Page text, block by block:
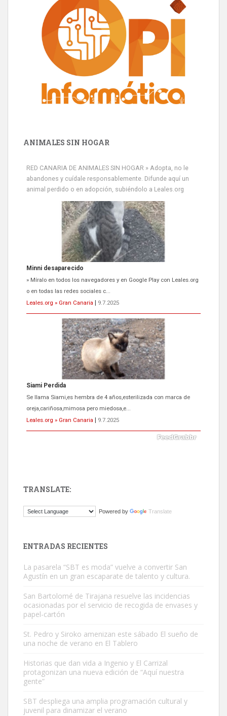
ANIMALES SIN HOGAR
RED CANARIA DE ANIMALES SIN HOGAR » Adopta, no le
abandones y cuídale responsablemente. Difunde aquí un
animal perdido o en adopción, subiéndolo a Leales.org
Siami Perdida
Se llama Siami,es hembra de 4 años,esterilizada con marca de
oreja,cariñosa,mimosa pero miedosa,e...
Leales.org » Gran Canaria
9.7.2025
ADOPCIÓN URGENTE GATA TEROR GRAN CANARIA
El ayuntamiento se va a llevar a Los Gatos callejeros de la zona los
próximos días, ella incluida...
Leales.org » Gran Canaria
9.7.2025
Este gato macho ha aparecido en la calle hace menos de un mes,
Adopción urgente
Busco adopción responsable para mi perra. Pastor alemán,
hembra, 4 años. Por motivos personales ...
TRANSLATE:
Powered by Translate
ENTRADAS RECIENTES
La pasarela “SBT es moda” vuelve a convertir San
Agustín en un gran escaparate de talento y cultura.
San Bartolomé de Tirajana resuelve las incidencias
ocasionadas por el servicio de recogida de envases y
papel-cartón
St. Pedro y Siroko amenizan este sábado El sueño de
una noche de verano en El Tablero
Historias que dan vida a Ingenio y El Carrizal
protagonizan una nueva edición de “Aquí nuestra
gente”
SBT despliega una amplia programación cultural y
juvenil para dinamizar el verano